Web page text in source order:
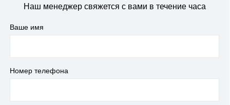
Наш менеджер свяжется с вами в течение часа
Ваше имя
Номер телефона